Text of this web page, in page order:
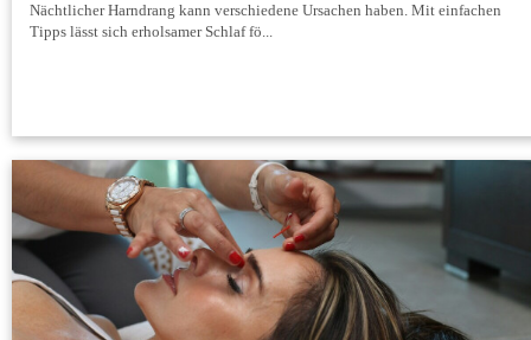
Nächtlicher Harndrang kann verschiedene Ursachen haben. Mit einfachen
Tipps lässt sich erholsamer Schlaf fö...